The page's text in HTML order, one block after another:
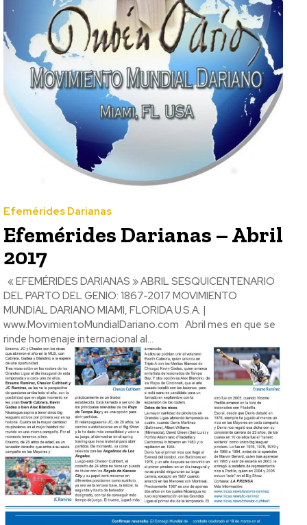
Efemérides Darianas
Efemérides Darianas – Abril
2017
DEL PARTO DEL GENIO: 1867-2017 MOVIMIENTO
MUNDIAL DARIANO MIAMI, FLORIDA U.S.A. |
www.MovimientoMundialDariano.com Abril mes en que se
rinde homenaje internacional al...